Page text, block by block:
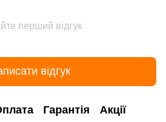
перший відгук
відгук
Гарантія Акції